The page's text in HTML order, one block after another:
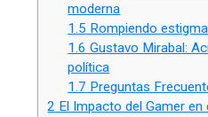
moderna
1.5 Rompiendo
1.6 Gustavo Mirabal:
política
1.7 Preguntas
2 El Impacto del Gamer